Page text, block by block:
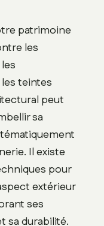
patrimoine
les
teintes
peut
sa
Il existe
pour
extérieur
ses
sa durabilité.